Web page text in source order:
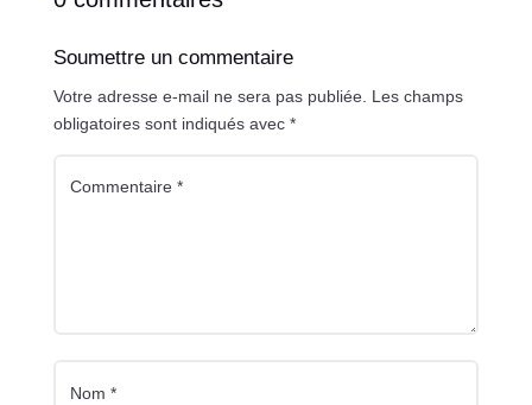
Soumettre un commentaire
Votre adresse e-mail ne sera pas publiée. Les champs
obligatoires sont indiqués avec *